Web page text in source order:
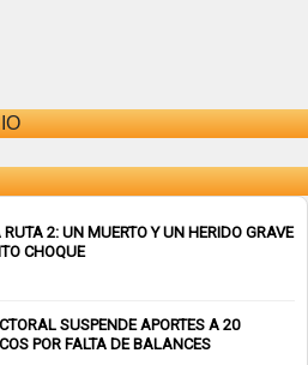
2: UN MUERTO Y UN HERIDO GRAVE
CHOQUE
SUSPENDE APORTES A 20
POR FALTA DE BALANCES